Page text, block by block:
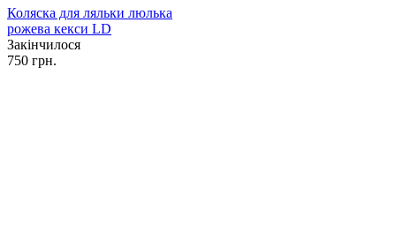
Коляска для ляльки люлька
рожева кекси LD
Закінчилося
750 грн.